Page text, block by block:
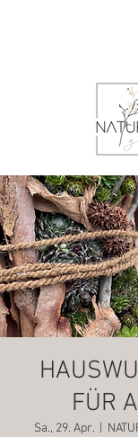
FÜR
Sa., 29. Apr.
  |